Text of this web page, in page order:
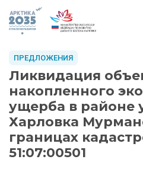
Ликвидация
накопленного
ущерба в районе
Харловка
границах
51:07:00501
ПРЕДЛОЖЕНИЯ